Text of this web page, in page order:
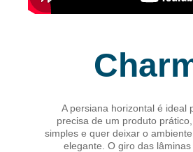
A persiana horizontal é ideal
precisa de um produto
simples e quer deixar o
elegante. O giro das